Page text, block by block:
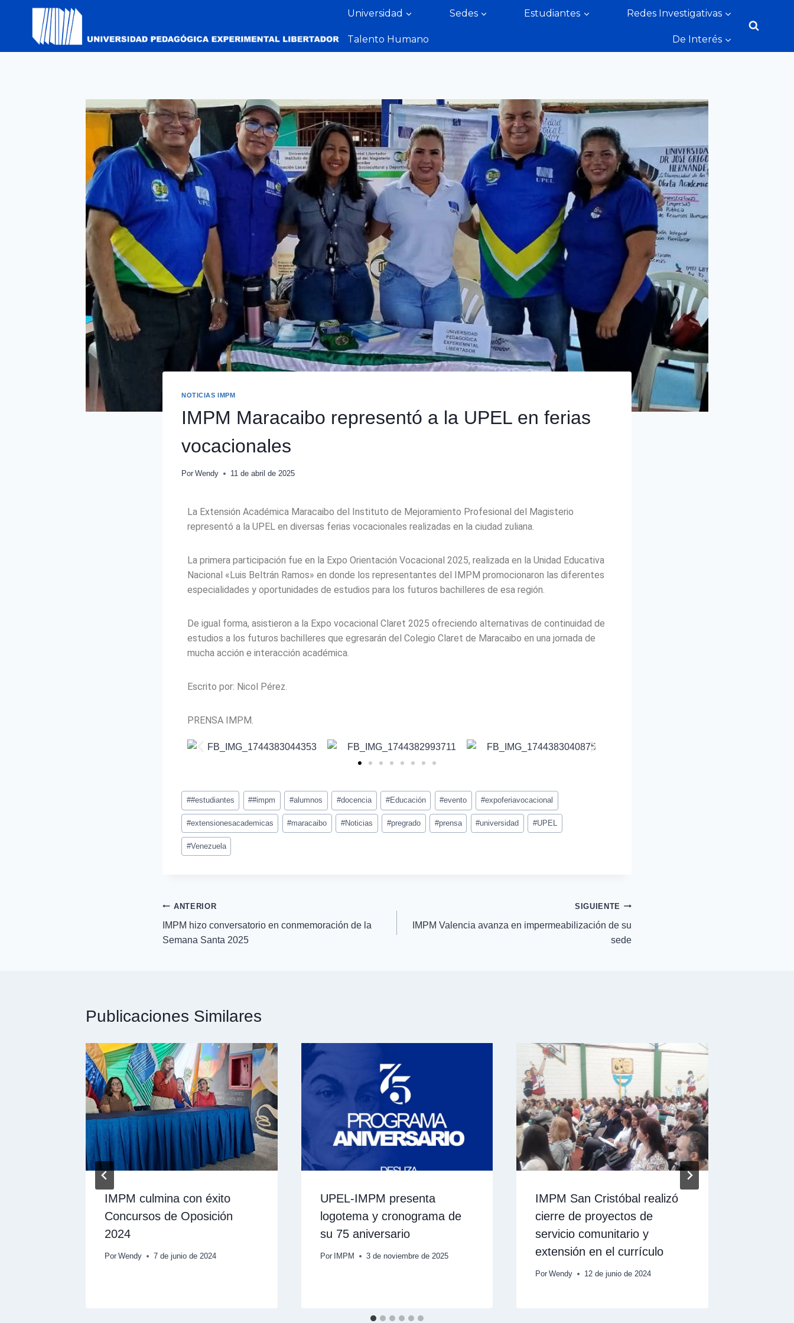
Universidad Sedes Estudiantes Redes Investigativas
Talento Humano De Interés
NOTICIAS IMPM
IMPM Maracaibo representó a la UPEL en ferias
vocacionales
Por Wendy 11 de abril de 2025
La Extensión Académica Maracaibo del Instituto de Mejoramiento Profesional del Magisterio
representó a la UPEL en diversas ferias vocacionales realizadas en la ciudad zuliana.
La primera participación fue en la Expo Orientación Vocacional 2025, realizada en la Unidad Educativa
Nacional «Luis Beltrán Ramos» en donde los representantes del IMPM promocionaron las diferentes
especialidades y oportunidades de estudios para los futuros bachilleres de esa región.
De igual forma, asistieron a la Expo vocacional Claret 2025 ofreciendo alternativas de continuidad de
estudios a los futuros bachilleres que egresarán del Colegio Claret de Maracaibo en una jornada de
mucha acción e interacción académica.
Escrito por: Nicol Pérez.
PRENSA IMPM.
##estudiantes ##impm #alumnos #docencia #Educación #evento #expoferiavocacional
#extensionesacademicas #maracaibo #Noticias #pregrado #prensa #universidad #UPEL
#Venezuela
ANTERIOR
IMPM hizo conversatorio en conmemoración de la
Semana Santa 2025
SIGUIENTE
IMPM Valencia avanza en impermeabilización de su
sede
Publicaciones Similares
IMPM culmina con éxito
Concursos de Oposición
2024
Por Wendy 7 de junio de 2024
UPEL-IMPM presenta
logotema y cronograma de
su 75 aniversario
Por IMPM 3 de noviembre de 2025
IMPM San Cristóbal realizó
cierre de proyectos de
servicio comunitario y
extensión en el currículo
Por Wendy 12 de junio de 2024